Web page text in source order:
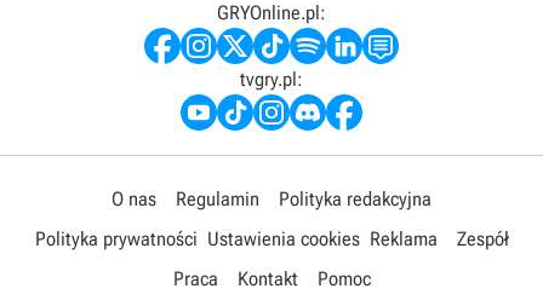
GRYOnline.pl:
tvgry.pl:
O nas Regulamin
Polityka redakcyjna
Polityka prywatności Ustawienia cookies Reklama
Zespół
Praca
Kontakt Pomoc